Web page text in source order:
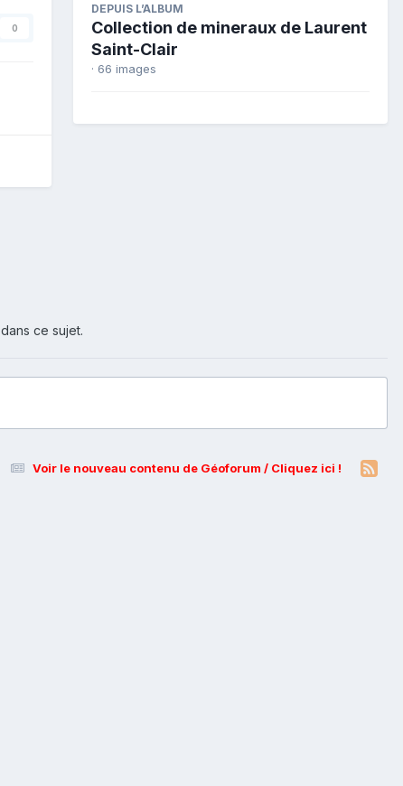
0
DEPUIS L’ALBUM
Collection de mineraux de Laurent
Saint-Clair
· 66 images
ce sujet.
Voir le nouveau contenu de Géoforum / Cliquez ici !